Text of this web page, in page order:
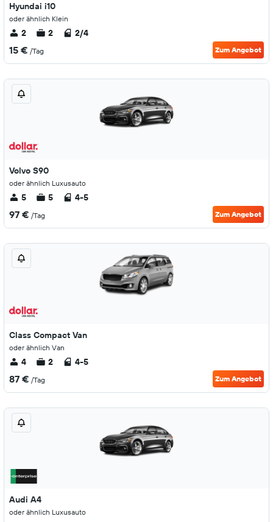
Hyundai i10
oder ähnlich Klein
2 2 2/4
15 € /Tag Zum Angebot
Volvo S90
oder ähnlich Luxusauto
5 5 4-5
97 € /Tag Zum Angebot
Class Compact Van
oder ähnlich Van
4 2 4-5
87 € /Tag Zum Angebot
Audi A4
oder ähnlich Luxusauto